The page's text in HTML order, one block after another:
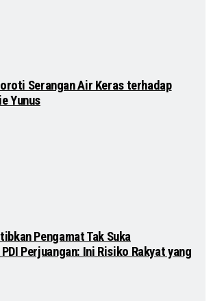
Serangan Air Keras terhadap
Yunus
Pengamat Tak Suka
Perjuangan: Ini Risiko Rakyat yang